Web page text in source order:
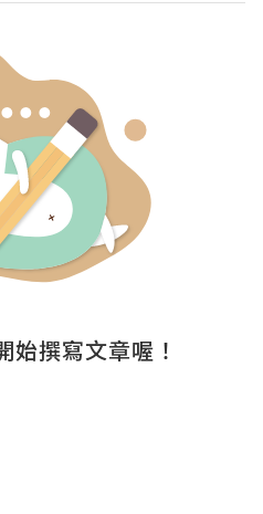
始撰寫文章喔！